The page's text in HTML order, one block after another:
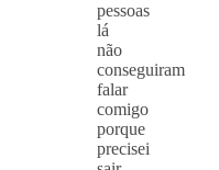
pessoas
lá
não
conseguiram
falar
comigo
porque
precisei